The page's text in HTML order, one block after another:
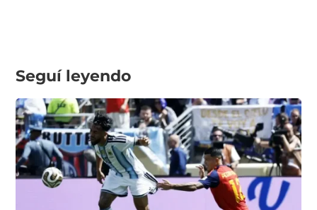
Seguí leyendo